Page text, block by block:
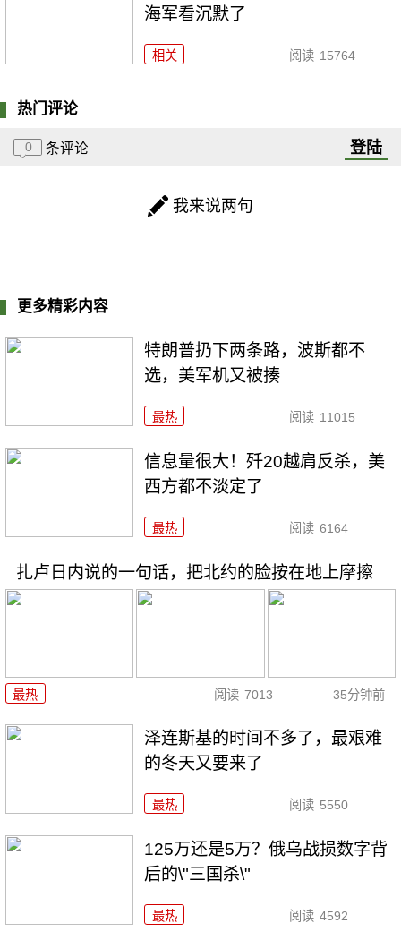
海军看沉默了
相关 阅读 15764
热门评论
0 条评论 登陆
我来说两句
更多精彩内容
特朗普扔下两条路，波斯都不
选，美军机又被揍
最热 阅读 11015
信息量很大！歼20越肩反杀，美
西方都不淡定了
最热 阅读 6164
扎卢日内说的一句话，把北约的脸按在地上摩擦
最热 阅读 7013 35分钟前
泽连斯基的时间不多了，最艰难
的冬天又要来了
最热 阅读 5550
125万还是5万？俄乌战损数字背
后的\"三国杀\"
最热 阅读 4592